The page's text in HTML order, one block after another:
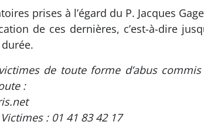
prises à l’égard du P. Jacques
de ces dernières, c’est-à-dire
de toute forme d’abus
:
: 01 41 83 42 17